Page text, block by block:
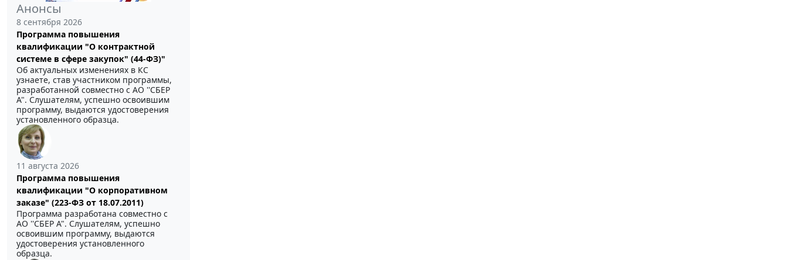
Анонсы
8 сентября 2026
Программа повышения
квалификации "О контрактной
системе в сфере закупок" (44-ФЗ)"
Об актуальных изменениях в КС
узнаете, став участником программы,
разработанной совместно с АО ''СБЕР
А". Слушателям, успешно освоившим
программу, выдаются удостоверения
установленного образца.
11 августа 2026
Программа повышения
квалификации "О корпоративном
заказе" (223-ФЗ от 18.07.2011)
Программа разработана совместно с
АО ''СБЕР А". Слушателям, успешно
освоившим программу, выдаются
удостоверения установленного
образца.